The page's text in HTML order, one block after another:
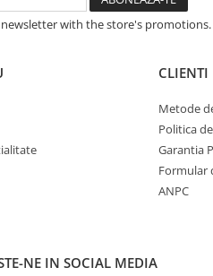
with the store's
CLIENTI
Metode
Politica
Garantia
Formular
ANPC
NE IN SOCIAL MEDIA